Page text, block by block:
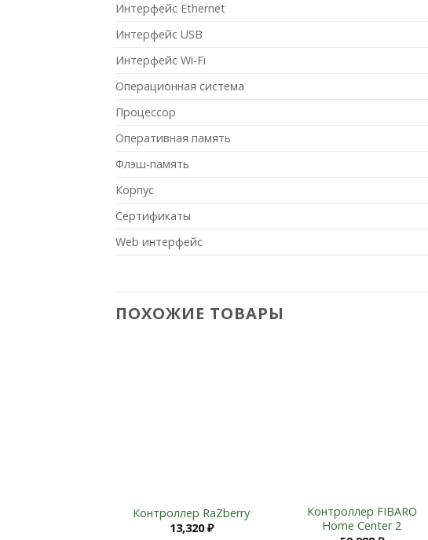
Интерфейс Ethernet
Интерфейс USB
Интерфейс Wi-Fi
Операционная система
Процессор
Оперативная память
Флэш-память
Корпус
Сертификаты
Web интерфейс
ПОХОЖИЕ ТОВАРЫ
Контроллер RaZberry
13,320₽
Контроллер FIBARO
Home Center 2